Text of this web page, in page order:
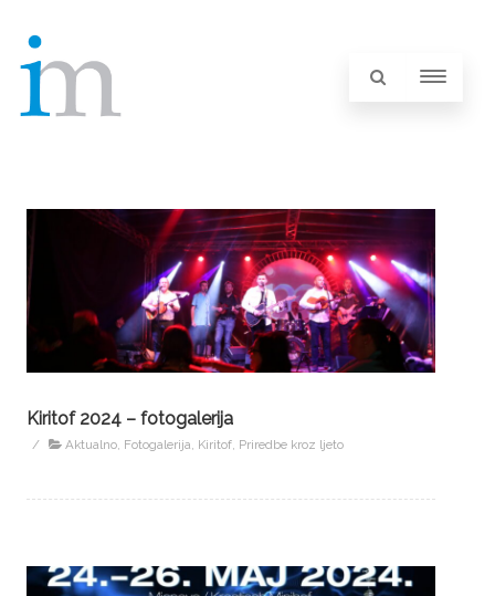
Kiritof 2024 – fotogalerija
/ Aktualno Fotogalerija Kiritof Priredbe kroz ljeto